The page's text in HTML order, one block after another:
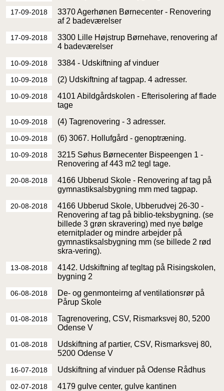
17-09-2018
3370 Agerhønen Børnecenter - Renovering
af 2 badeværelser
17-09-2018
3300 Lille Højstrup Børnehave, renovering af
4 badeværelser
10-09-2018 3384 - Udskiftning af vinduer
10-09-2018 (2) Udskiftning af tagpap. 4 adresser.
10-09-2018
4101 Abildgårdskolen - Efterisolering af flade
tage
10-09-2018 (4) Tagrenovering - 3 adresser.
10-09-2018 (6) 3067. Hollufgård - genoptræning.
10-09-2018
3215 Søhus Børnecenter Bispeengen 1 -
Renovering af 443 m2 tegl tage.
20-08-2018
4166 Ubberud Skole - Renovering af tag på
gymnastiksalsbygning mm med tagpap.
20-08-2018
4166 Ubberud Skole, Ubberudvej 26-30 -
Renovering af tag på biblio-teksbygning. (se
billede 3 grøn skravering) med nye bølge
eternitplader og mindre arbejder på
gymnastiksalsbygning mm (se billede 2 rød
skra-vering).
13-08-2018
4142. Udskiftning af tegltag på Risingskolen,
bygning 2
06-08-2018
De- og genmonteirng af ventilationsrør på
Pårup Skole
01-08-2018
Tagrenovering, CSV, Rismarksvej 80, 5200
Odense V
01-08-2018
Udskiftning af partier, CSV, Rismarksvej 80,
5200 Odense V
16-07-2018 Udskiftning af vinduer på Odense Rådhus
02-07-2018 4179 gulve center, gulve kantinen